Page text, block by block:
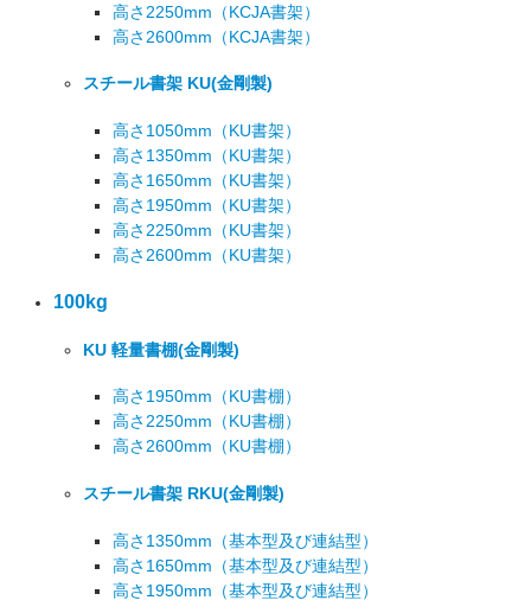
高さ2250mm （KCJA書架）
高さ2600mm （KCJA書架）
スチール書架 KU(金剛製)
高さ1050mm （KU書架）
高さ1350mm （KU書架）
高さ1650mm （KU書架）
高さ1950mm （KU書架）
高さ2250mm （KU書架）
高さ2600mm （KU書架）
100kg
KU 軽量書棚(金剛製)
高さ1950mm （KU書棚）
高さ2250mm （KU書棚）
高さ2600mm （KU書棚）
スチール書架 RKU(金剛製)
高さ1350mm （基本型及び連結型）
高さ1650mm （基本型及び連結型）
高さ1950mm （基本型及び連結型）